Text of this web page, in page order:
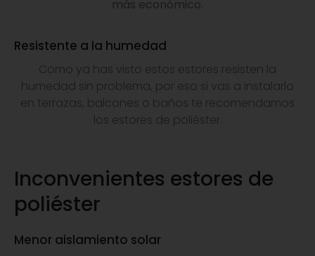
más económico.
Resistente a la humedad
Como ya has visto estos estores resisten la
humedad sin problema, por eso si vas a instalarlo
en terrazas, balcones o baños te recomendamos
los estores de poliéster.
Inconvenientes estores de
poliéster
Menor aislamiento solar